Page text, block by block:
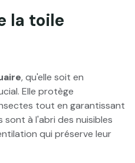
la toile
, qu'elle soit en
Elle protège
tout en garantissant
sont à l'abri des nuisibles
qui préserve leur